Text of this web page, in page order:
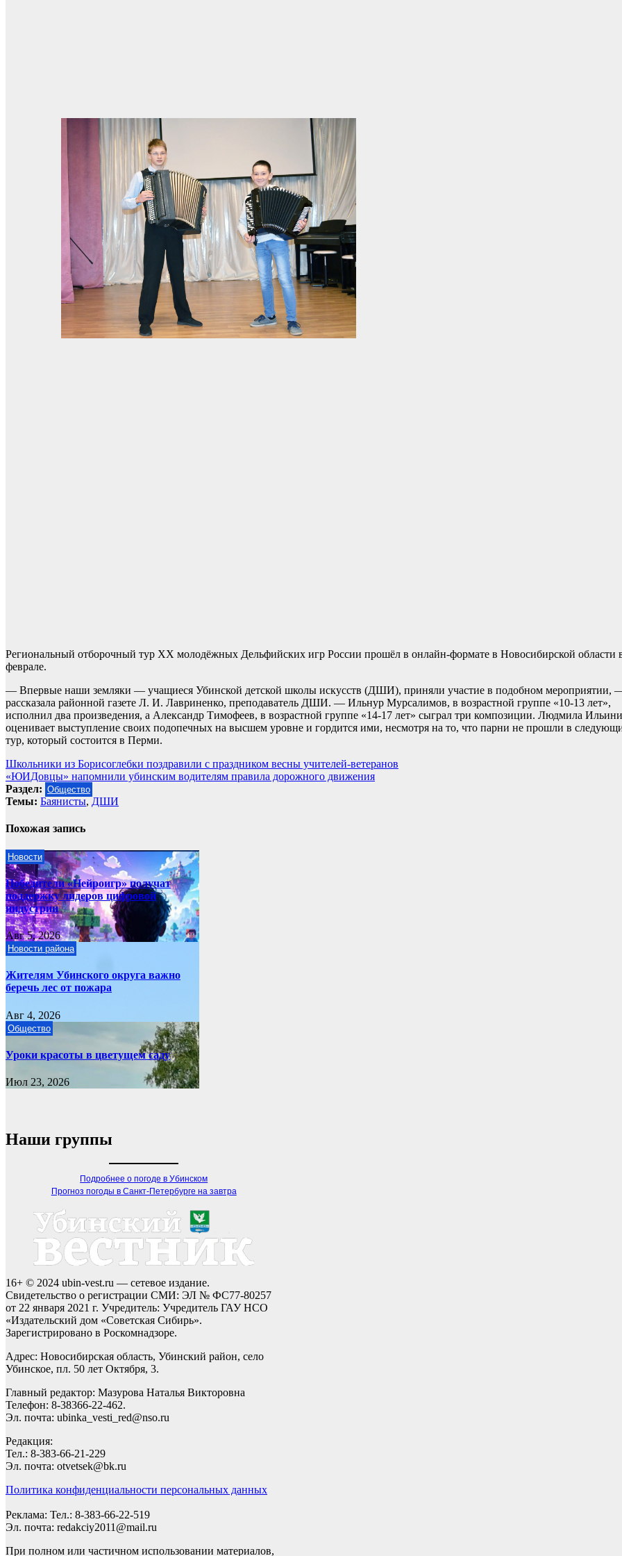
Региональный отборочный тур XX молодёжных Дельфийских игр России прошёл в онлайн-формате в Новосибирской области
феврале.
— Впервые наши земляки — учащиеся Убинской детской школы искусств (ДШИ), приняли участие в подобном мероприятии,
рассказала районной газете Л. И. Лавриненко, преподаватель ДШИ. — Ильнур Мурсалимов, в возрастной группе «10-13 лет»,
исполнил два произведения, а Александр Тимофеев, в возрастной группе «14-17 лет» сыграл три композиции. Людмила
оценивает выступление своих подопечных на высшем уровне и гордится ими, несмотря на то, что парни не прошли в
тур, который состоится в Перми.
Навигация
по
записям
Школьники из Борисоглебки поздравили с праздником весны учителей-ветеранов
«ЮИДовцы» напомнили убинским водителям правила дорожного движения
Раздел: Общество
Темы: Баянисты, ДШИ
Похожая запись
Новости
Победители «Нейроигр» получат
поддержку лидеров цифровой
индустрии
Авг 5, 2026
Новости района
Жителям Убинского округа важно
беречь лес от пожара
Авг 4, 2026
Общество
Уроки красоты в цветущем саду
Июл 23, 2026
Наши группы
Подробнее о погоде в Убинском
Прогноз погоды в Санкт-Петербурге на завтра
16+ © 2024 ubin-vest.ru — сетевое издание.
Свидетельство о регистрации СМИ: ЭЛ № ФС77-80257
от 22 января 2021 г. Учредитель: Учредитель ГАУ НСО
«Издательский дом «Советская Сибирь».
Зарегистрировано в Роскомнадзоре.
Адрес: Новосибирская область, Убинский район, село
Убинское, пл. 50 лет Октября, 3.
Главный редактор: Мазурова Наталья Викторовна
Телефон: 8-38366-22-462.
Эл. почта: ubinka_vesti_red@nso.ru
Редакция:
Тел.: 8-383-66-21-229
Эл. почта: otvetsek@bk.ru
Политика конфиденциальности персональных данных
Реклама: Тел.: 8-383-66-22-519
Эл. почта: redakciy2011@mail.ru
При полном или частичном использовании материалов,